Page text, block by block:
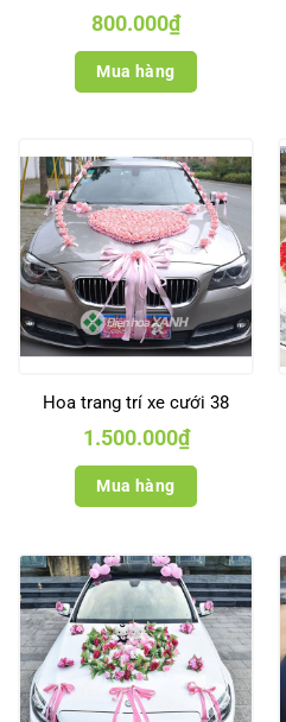
800.000₫
Mua hàng
Hoa trang trí xe cưới 38
1.500.000₫
Mua hàng